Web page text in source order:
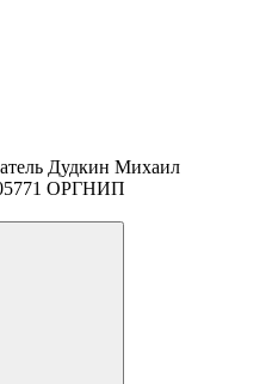
Дудкин Михаил
ОРГНИП